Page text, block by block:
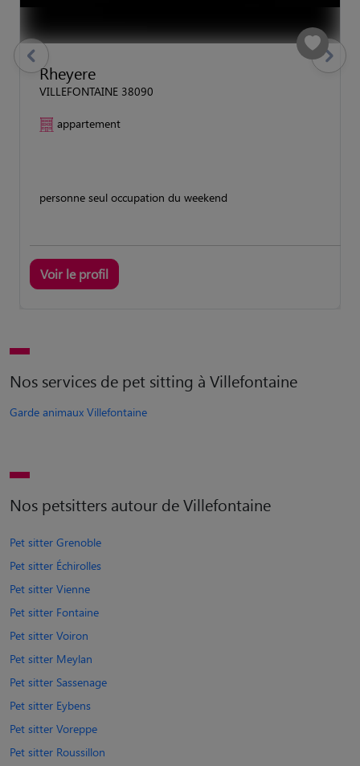
Rheyere
VILLEFONTAINE 38090
appartement
personne seul occupation du weekend
Voir le profil
previous Suivant
Nos services de pet sitting à Villefontaine
Garde animaux Villefontaine
Nos petsitters autour de Villefontaine
Pet sitter Grenoble
Pet sitter Échirolles
Pet sitter Vienne
Pet sitter Fontaine
Pet sitter Voiron
Pet sitter Meylan
Pet sitter Sassenage
Pet sitter Eybens
Pet sitter Voreppe
Pet sitter Roussillon